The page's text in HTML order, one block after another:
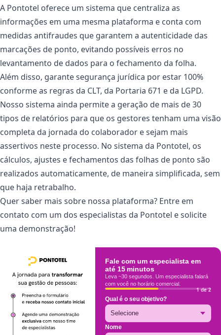
A Pontotel oferece um sistema que centraliza as
informações em uma mesma plataforma e conta com
medidas antifraudes que garantem a autenticidade das
marcações de ponto, evitando possíveis erros no
levantamento de dados para o fechamento da folha.
Além disso, garante segurança jurídica por estar 100%
conforme as regras da CLT, da Portaria 671 e da LGPD.
Nosso sistema ainda permite a geração de mais de 30
tipos de relatórios para que os gestores tenham uma visão
completa da jornada do colaborador e sejam mais
assertivos neste processo. No sistema da Pontotel, os
cálculos, ajustes e fechamentos das folhas de ponto são
realizados automaticamente, de maneira simplificada, sem
que haja retrabalho.
Quer saber mais sobre nossa plataforma? Entre em
contato com um dos especialistas da Pontotel e solicite
uma demonstração!
Fale com um especialista em
até 15 minutos
Leva ~30 segundos. Um especialista falará
com você no horário comercial.
1 de 2
Qual é o seu objetivo?
Nome